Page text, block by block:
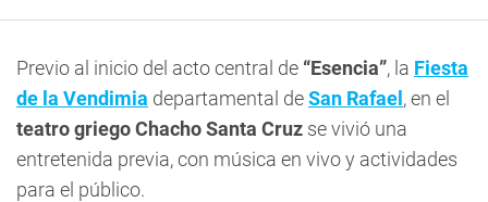
Previo al inicio del acto central de “Esencia”, la Fiesta
de la Vendimia departamental deSan Rafael , en el
teatro griego Chacho Santa Cruz se vivió una
entretenida previa, con música en vivo y actividades
para el público.